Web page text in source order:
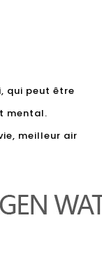
qui peut être
mental.
meilleur air